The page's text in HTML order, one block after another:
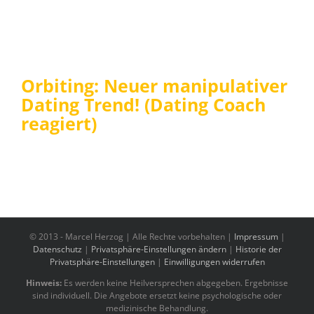
Orbiting: Neuer manipulativer
Dating Trend! (Dating Coach
reagiert)
© 2013 - Marcel Herzog | Alle Rechte vorbehalten | Impressum |
Datenschutz | Privatsphäre-Einstellungen ändern| Historie der
Privatsphäre-Einstellungen| Einwilligungen widerrufen
Hinweis: Es werden keine Heilversprechen abgegeben. Ergebnisse
sind individuell. Die Angebote ersetzt keine psychologische oder
medizinische Behandlung.